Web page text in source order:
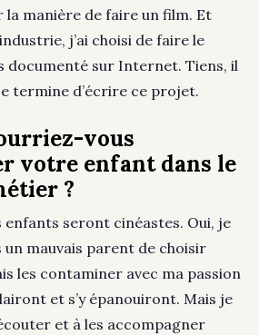
la manière de faire un film. Et
j’ai choisi de faire le
documenté sur Internet. Tiens, il
termine d’écrire ce projet.
vous
votre enfant dans le
?
enfants seront cinéastes. Oui, je
un mauvais parent de choisir
les contaminer avec ma passion
et s’y épanouiront. Mais je
et à les accompagner